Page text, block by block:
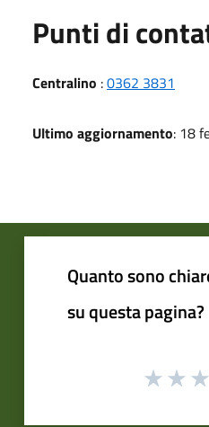
Punti di
Centralino :0362 3831
Ultimo aggiornamento: 18
Quanto sono
su questa pagina?